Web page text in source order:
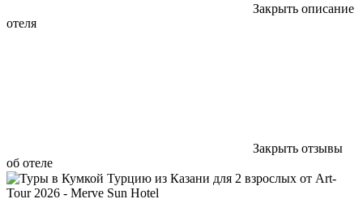
Закрыть описание
отеля
Закрыть отзывы
об отеле